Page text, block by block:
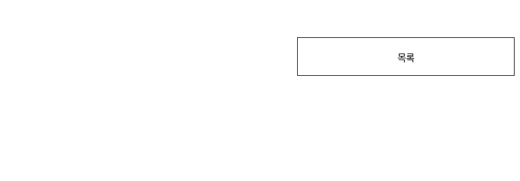
목록